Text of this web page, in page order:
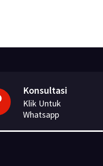
Konsultasi
Klik Untuk
Whatsapp